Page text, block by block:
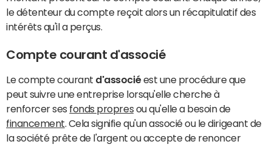
le détenteur du compte reçoit alors un récapitulatif des
intérêts qu'il a perçus.
Compte courant d'associé
Le compte courant d'associéest une procédure que
peut suivre une entreprise lorsqu'elle cherche à
renforcer ses fonds propres ou qu'elle a besoin de
financement. Cela signifie qu'un associé ou le dirigeant de
la société prête de l'argent ou accepte de renoncer